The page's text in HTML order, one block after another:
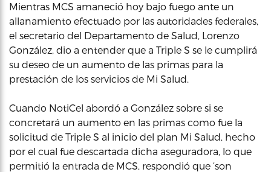
Mientras MCS amaneció hoy bajo fuego ante un
allanamiento efectuado por las autoridades federales,
el secretario del Departamento de Salud, Lorenzo
González, dio a entender que a Triple S se le cumplirá
su deseo de un aumento de las primas para la
prestación de los servicios de Mi Salud.
Cuando NotiCel abordó a González sobre si se
concretará un aumento en las primas como fue la
solicitud de Triple S al inicio del plan Mi Salud, hecho
por el cual fue descartada dicha aseguradora, lo que
permitió la entrada de MCS, respondió que ‘son